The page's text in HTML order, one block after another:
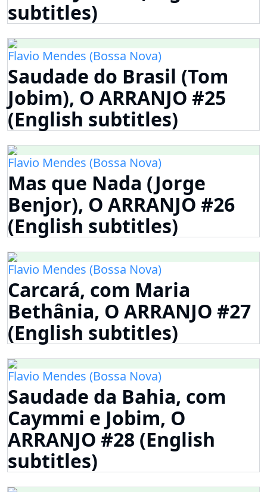
subtitles)
Flavio Mendes (Bossa Nova)
Saudade do Brasil (Tom
Jobim), O ARRANJO #25
(English subtitles)
Flavio Mendes (Bossa Nova)
Mas que Nada (Jorge
Benjor), O ARRANJO #26
(English subtitles)
Flavio Mendes (Bossa Nova)
Carcará, com Maria
Bethânia, O ARRANJO #27
(English subtitles)
Flavio Mendes (Bossa Nova)
Saudade da Bahia, com
Caymmi e Jobim, O
ARRANJO #28 (English
subtitles)